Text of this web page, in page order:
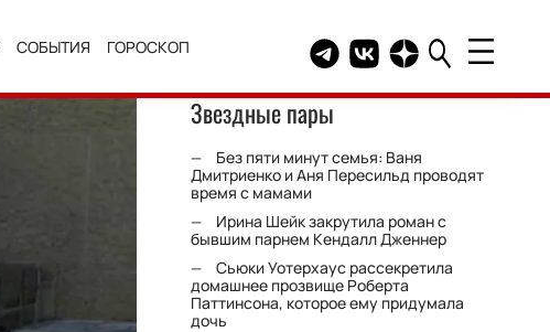
СОБЫТИЯ ГОРОСКОП Telegram канал HELLO
Группа HELLO
Канал HELLO в
Звездные пары
Без пяти минут семья: Ваня
Дмитриенко и Аня Пересильд проводят
время с мамами
Ирина Шейк закрутила роман с
бывшим парнем Кендалл Дженнер
Сьюки Уотерхаус рассекретила
домашнее прозвище Роберта
Паттинсона, которое ему придумала
дочь